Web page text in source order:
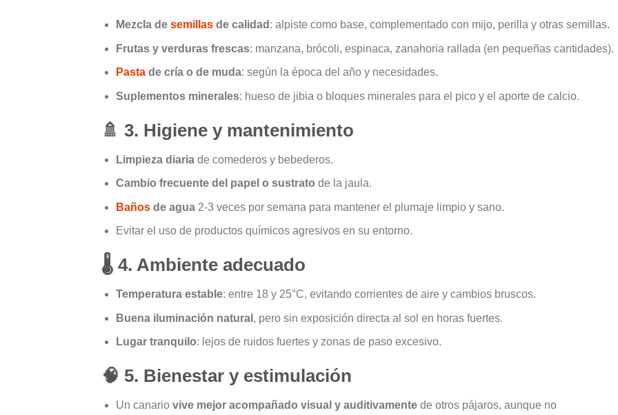
Mezcla de semillas de calidad : alpiste como base, complementado con mijo, perilla y otras semillas.
Frutas y verduras frescas: manzana, brócoli, espinaca, zanahoria rallada (en pequeñas cantidades).
Pasta de cría o de muda: según la época del año y necesidades.
Suplementos minerales: hueso de jibia o bloques minerales para el pico y el aporte de calcio.
🚿 3. Higiene y mantenimiento
Limpieza diariade comederos y bebederos.
Cambio frecuente del papel o sustrato de la jaula.
Baños de agua2-3 veces por semana para mantener el plumaje limpio y sano.
Evitar el uso de productos químicos agresivos en su entorno.
🌡 4. Ambiente adecuado
Temperatura estable: entre 18 y 25°C, evitando corrientes de aire y cambios bruscos.
Buena iluminación natural , pero sin exposición directa al sol en horas fuertes.
Lugar tranquilo: lejos de ruidos fuertes y zonas de paso excesivo.
🧠 5. Bienestar y estimulación
Un canario vive mejor acompañado visual y auditivamentede otros pájaros, aunque no